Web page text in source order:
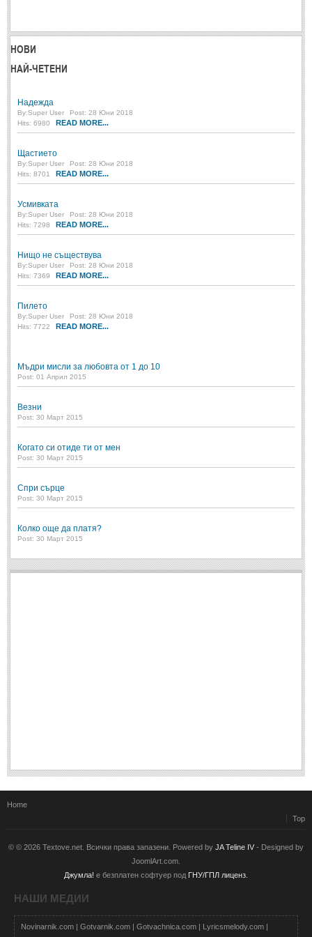
Пилето
СПОДЕЛЕНО
СПОДЕЛЕНО
Любопитно
Отражения (29)
Какво е любовта?
Непоискани съвети
НОВИ
НАЙ-ЧЕТЕНИ
Надежда
By:Super User
Post: 28 Юни 2018
Hits: 6980
READ MORE...
Щастието
By:Super User
Post: 28 Юни 2018
Hits: 8701
READ MORE...
Усмивката
By:Super User
Post: 28 Юни 2018
Hits: 7298
READ MORE...
Нищо не съществува
By:Super User
Post: 28 Юни 2018
Hits: 7369
READ MORE...
Пилето
By:Super User
Post: 28 Юни 2018
Hits: 7722
READ MORE...
Мъдри мисли за любовта от 1 до 10
Post: 01 Април 2015
Везни
Post: 30 Март 2015
Когато си отиде ти от мен
Post: 30 Март 2015
Спри сърце
Post: 30 Март 2015
Колко още да платя?
Post: 30 Март 2015
Home
Top
© © 2026 Textove.net. Всички права запазени. Powered by JA Teline IV - Designed by
JoomlArt.com.
Джумла! е безплатен софтуер под ГНУ/ГПЛ лиценз.
НАШИ МЕДИИ
Novinarnik.com | Gotvarnik.com | Gotvachnica.com | Lyricsmelody.com |